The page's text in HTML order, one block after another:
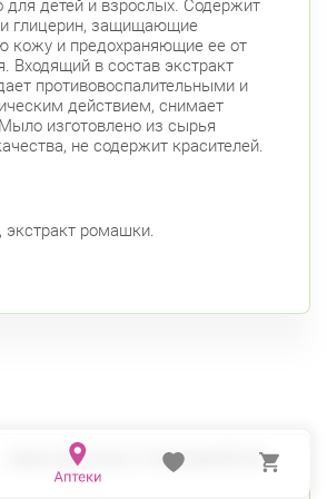
д.78, к.1 Круглосуточно
д. 88 Круглосуточно
6/5 (Белышева, 5)
для детей и взрослых. Содержит
глицерин, защищающие
кожу и предохраняющие ее от
Входящий в состав экстракт
противовоспалительными и
действием, снимает
изготовлено из сырья
не содержит красителей.
ромашки.
МЫЛО ДЕТСКОЕ С РОМАШКОЙ 90Г